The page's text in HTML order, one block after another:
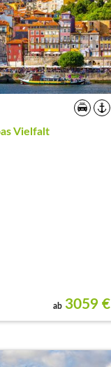
Vielfalt
ab 3059 €